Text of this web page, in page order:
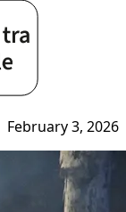
February 3, 2026